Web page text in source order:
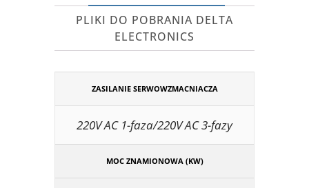
PLIKI DO POBRANIA DELTA
ELECTRONICS
ZASILANIE SERWOWZMACNIACZA
220V AC 1-faza/220V AC 3-fazy
MOC ZNAMIONOWA (KW)